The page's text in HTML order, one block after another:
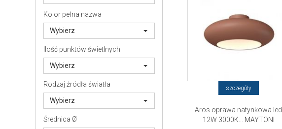
Kolor pełna nazwa
Wybierz
Ilość punktów świetlnych
Wybierz
Rodzaj źródła światła
Wybierz
Średnica Ø
szczegóły
Aros oprawa natynkowa led
12W 3000K... MAYTONI